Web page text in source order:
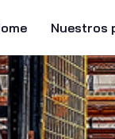
Nuestros